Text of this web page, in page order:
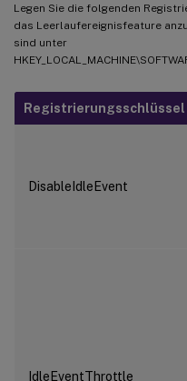
Legen Sie die folgenden
das Leerlaufereignisfeature
sind unter
Registrierungsschlüssel
DisableIdleEvent
IdleEventThrottle